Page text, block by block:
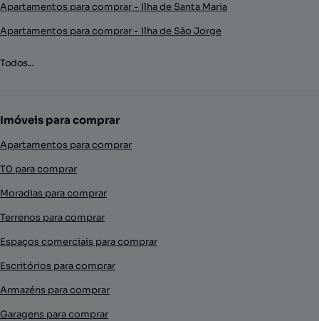
Apartamentos para comprar - Ilha de Santa Maria
Apartamentos para comprar - Ilha de São Jorge
Todos...
Imóveis para comprar
Apartamentos para comprar
T0 para comprar
Moradias para comprar
Terrenos para comprar
Espaços comerciais para comprar
Escritórios para comprar
Armazéns para comprar
Garagens para comprar